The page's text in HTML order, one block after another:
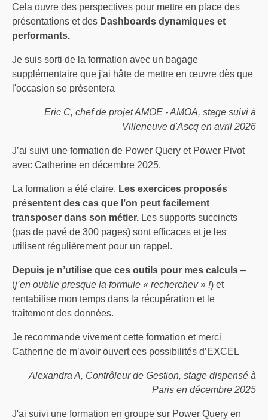
Cela ouvre des perspectives pour mettre en place des
présentations et des Dashboards dynamiques et
performants.
Je suis sorti de la formation avec un bagage
supplémentaire que j'ai hâte de mettre en œuvre dès que
l'occasion se présentera
Eric C, chef de projet AMOE - AMOA, stage suivi à
Villeneuve d'Ascq en avril 2026
J’ai suivi une formation de Power Query et Power Pivot
avec Catherine en décembre 2025.
La formation a été claire. Les exercices proposés
présentent des cas que l’on peut facilement
transposer dans son métier. Les supports succincts
(pas de pavé de 300 pages) sont efficaces et je les
utilisent régulièrement pour un rappel.
Depuis je n’utilise que ces outils pour mes calculs –
(j’en oublie presque la formule « recherchev » !) et
rentabilise mon temps dans la récupération et le
traitement des données.
Je recommande vivement cette formation et merci
Catherine de m’avoir ouvert ces possibilités d’EXCEL
Alexandra A, Contrôleur de Gestion, stage dispensé à
Paris en décembre 2025
J'ai suivi une formation en groupe sur Power Query en